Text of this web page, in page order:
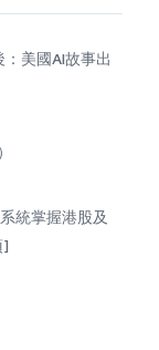
：美國AI故事出
統掌握港股及
]